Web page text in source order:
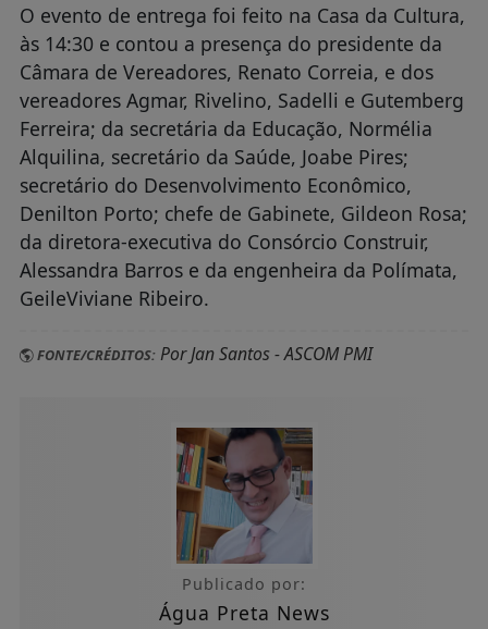
O evento de entrega foi feito na Casa da Cultura,
às 14:30 e contou a presença do presidente da
Câmara de Vereadores, Renato Correia, e dos
vereadores Agmar, Rivelino, Sadelli e Gutemberg
Ferreira; da secretária da Educação, Normélia
Alquilina, secretário da Saúde, Joabe Pires;
secretário do Desenvolvimento Econômico,
Denilton Porto; chefe de Gabinete, Gildeon Rosa;
da diretora-executiva do Consórcio Construir,
Alessandra Barros e da engenheira da Polímata,
GeileViviane Ribeiro.
FONTE/CRÉDITOS:Por Jan Santos - ASCOM PMI
Publicado por:
Água Preta News